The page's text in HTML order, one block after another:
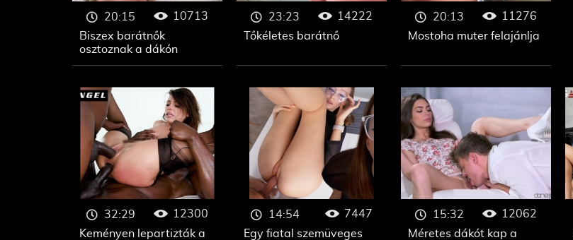
Biszex barátnők
osztoznak a dákón
20:15
10713
Tőkéletes barátnő
23:23
14222
Mostoha muter felajánlja
20:13 11276
Keményen lepartizták a
32:29
12300
Egy fiatal szemüveges
14:54
7447
Méretes dákót kap a
15:32
12062